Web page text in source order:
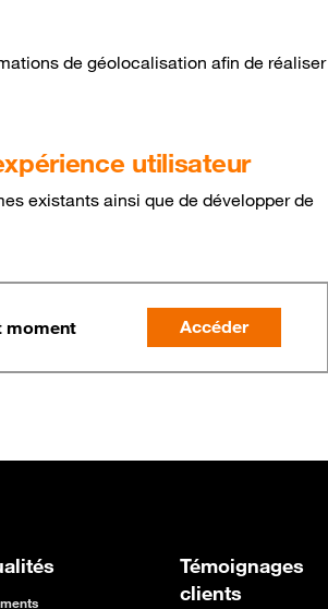
de géolocalisation afin de réaliser
utilisateur
existants ainsi que de développer de
moment Accéder
Témoignages
clients